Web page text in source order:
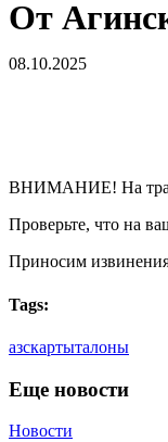
От
08.10.2025
ВНИМАНИЕ! На
Проверьте, что на
Приносим извинения
Tags:
азскартыталоны
Еще новости
Новости